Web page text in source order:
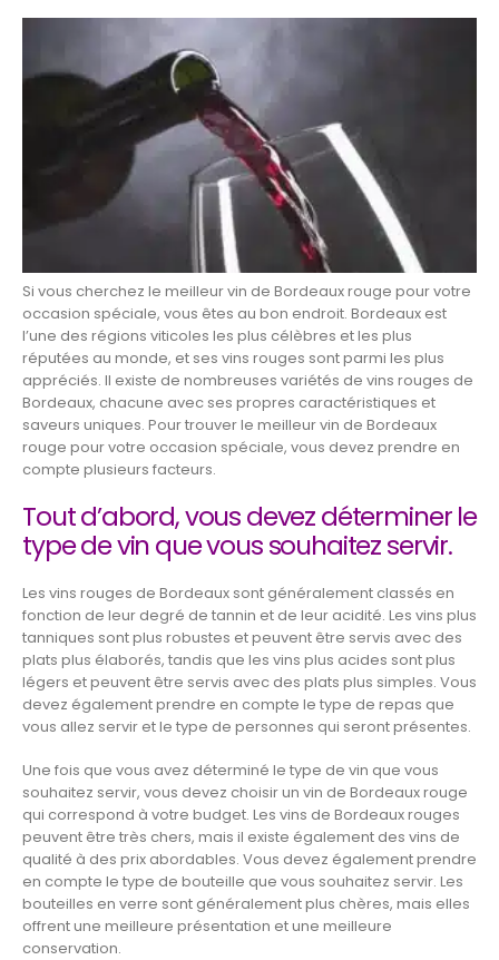
Si vous cherchez le meilleur vin de Bordeaux rouge pour votre
occasion spéciale, vous êtes au bon endroit. Bordeaux est
l’une des régions viticoles les plus célèbres et les plus
réputées au monde, et ses vins rouges sont parmi les plus
appréciés. Il existe de nombreuses variétés de vins rouges de
Bordeaux, chacune avec ses propres caractéristiques et
saveurs uniques. Pour trouver le meilleur vin de Bordeaux
rouge pour votre occasion spéciale, vous devez prendre en
compte plusieurs facteurs.
Tout d’abord, vous devez déterminer le
type de vin que vous souhaitez servir.
Les vins rouges de Bordeaux sont généralement classés en
fonction de leur degré de tannin et de leur acidité. Les vins plus
tanniques sont plus robustes et peuvent être servis avec des
plats plus élaborés, tandis que les vins plus acides sont plus
légers et peuvent être servis avec des plats plus simples. Vous
devez également prendre en compte le type de repas que
vous allez servir et le type de personnes qui seront présentes.
Une fois que vous avez déterminé le type de vin que vous
souhaitez servir, vous devez choisir un vin de Bordeaux rouge
qui correspond à votre budget. Les vins de Bordeaux rouges
peuvent être très chers, mais il existe également des vins de
qualité à des prix abordables. Vous devez également prendre
en compte le type de bouteille que vous souhaitez servir. Les
bouteilles en verre sont généralement plus chères, mais elles
offrent une meilleure présentation et une meilleure
conservation.